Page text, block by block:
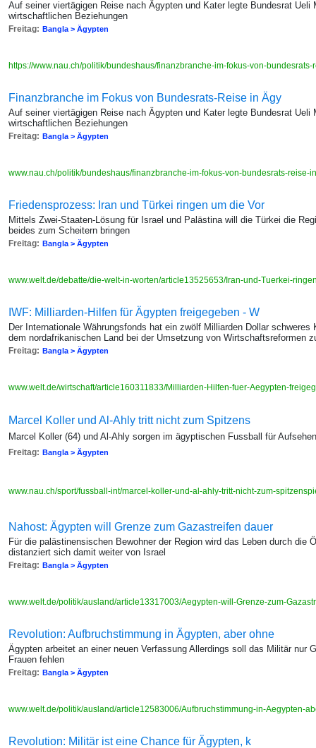
Auf seiner viertägigen Reise nach Ägypten und Kater legte Bundesrat Ueli
wirtschaftlichen Beziehungen
Freitag: Bangla > Ägypten
https://www.nau.ch/politik/bundeshaus/finanzbranche-im-fokus-von-
Finanzbranche im Fokus von Bundesrats-Reise in Ägy
Auf seiner viertägigen Reise nach Ägypten und Kater legte Bundesrat Ueli
wirtschaftlichen Beziehungen
Freitag: Bangla > Ägypten
www.nau.ch/politik/bundeshaus/finanzbranche-im-fokus-von-bundesrats-
Friedensprozess: Iran und Türkei ringen um die Vor
Mittels Zwei-Staaten-Lösung für Israel und Palästina will die Türkei die
beides zum Scheitern bringen
Freitag: Bangla > Ägypten
www.welt.de/debatte/die-welt-in-worten/article13525653/Iran-und-Tuerkei-
IWF: Milliarden-Hilfen für Ägypten freigegeben - W
Der Internationale Währungsfonds hat ein zwölf Milliarden Dollar
dem nordafrikanischen Land bei der Umsetzung von Wirtschaftsreformen
Freitag: Bangla > Ägypten
www.welt.de/wirtschaft/article160311833/Milliarden-Hilfen-fuer-Aegypten-
Marcel Koller und Al-Ahly tritt nicht zum Spitzens
Marcel Koller (64) und Al-Ahly sorgen im ägyptischen Fussball für Aufsehen
Freitag: Bangla > Ägypten
www.nau.ch/sport/fussball-int/marcel-koller-und-al-ahly-tritt-nicht-zum-
Nahost: Ägypten will Grenze zum Gazastreifen dauer
Für die palästinensischen Bewohner der Region wird das Leben durch die
distanziert sich damit weiter von Israel
Freitag: Bangla > Ägypten
www.welt.de/politik/ausland/article13317003/Aegypten-will-Grenze-zum-
Revolution: Aufbruchstimmung in Ägypten, aber ohne
Ägypten arbeitet an einer neuen Verfassung Allerdings soll das Militär nur
Frauen fehlen
Freitag: Bangla > Ägypten
www.welt.de/politik/ausland/article12583006/Aufbruchstimmung-in-Aegypten-
Revolution: Militär ist eine Chance für Ägypten, k